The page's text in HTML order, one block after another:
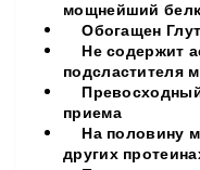
мощнейший
Обогащен
Не содержит
подсластителя
Превосходный
приема
На половину
других